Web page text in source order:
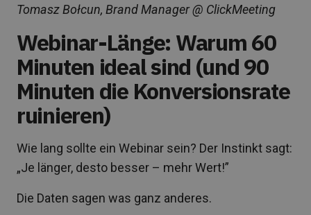
Tomasz Bołcun, Brand Manager @ ClickMeeting
Webinar-Länge: Warum 60
Minuten ideal sind (und 90
Minuten die Konversionsrate
ruinieren)
Wie lang sollte ein Webinar sein? Der Instinkt sagt:
„Je länger, desto besser – mehr Wert!”
Die Daten sagen was ganz anderes.